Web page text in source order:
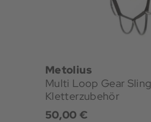
Metolius
Multi Loop Gear Sling
Kletterzubehör
50,00 €